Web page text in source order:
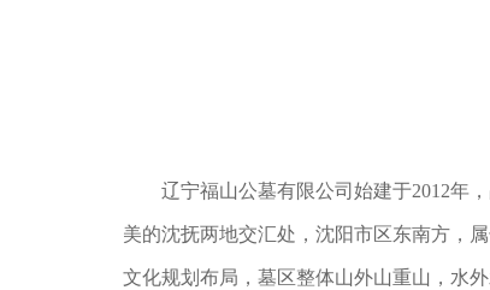
辽宁福山公墓有限公司始建于2012年
美的沈抚两地交汇处，沈阳市区东南方，
文化规划布局，墓区整体山外山重山，水外